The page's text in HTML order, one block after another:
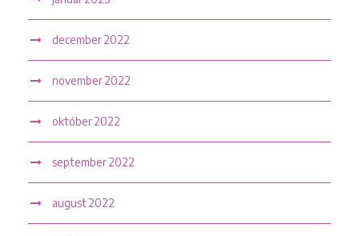
december 2022
november 2022
október 2022
september 2022
august 2022